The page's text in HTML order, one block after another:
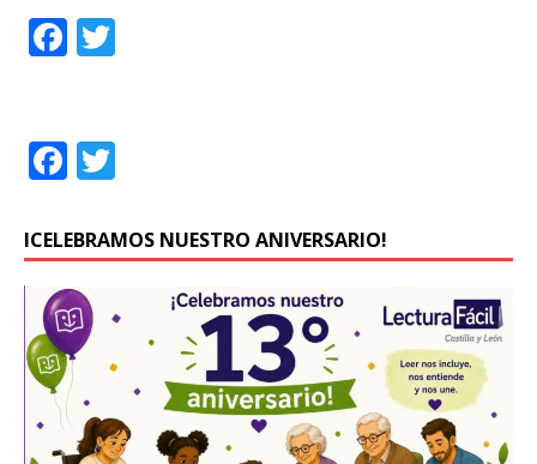
F
e
b
o
o
k
F
c
e
b
o
o
k
it
te
r
ICELEBRAMOS NUESTRO ANIVERSARIO!